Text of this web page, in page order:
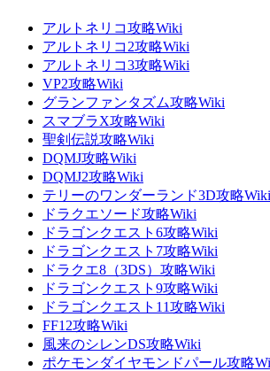
アルトネリコ攻略Wiki
アルトネリコ2攻略Wiki
アルトネリコ3攻略Wiki
VP2攻略Wiki
グランファンタズム攻略Wiki
スマブラX攻略Wiki
聖剣伝説攻略Wiki
DQMJ攻略Wiki
DQMJ2攻略Wiki
テリーのワンダーランド3D攻略Wiki
ドラクエソード攻略Wiki
ドラゴンクエスト6攻略Wiki
ドラゴンクエスト7攻略Wiki
ドラクエ8（3DS）攻略Wiki
ドラゴンクエスト9攻略Wiki
ドラゴンクエスト11攻略Wiki
FF12攻略Wiki
風来のシレンDS攻略Wiki
ポケモンダイヤモンドパール攻略